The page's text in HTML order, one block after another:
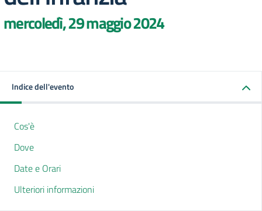
mercoledì, 29 maggio 2024
Indice dell'evento
Cos'è
Dove
Date e Orari
Ulteriori informazioni